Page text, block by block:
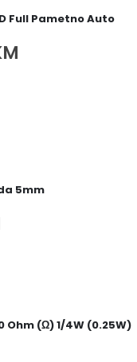
Full Pametno Auto
5mm
Ohm (Ω) 1/4W (0.25W)